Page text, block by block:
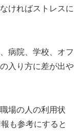
ければストレスに
病院、学校、オフ
入り方に差が出や
場の人の利用状
も参考にすると